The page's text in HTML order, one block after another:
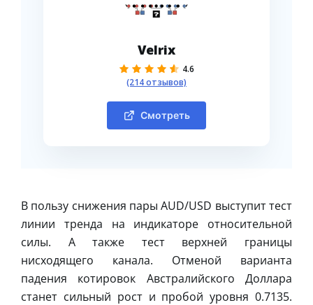
Velrix
4.6
(214 отзывов)
Смотреть
В пользу снижения пары AUD/USD выступит тест
линии тренда на индикаторе относительной
силы. А также тест верхней границы
нисходящего канала. Отменой варианта
падения котировок Австралийского Доллара
станет сильный рост и пробой уровня 0.7135.